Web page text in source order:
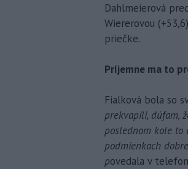
Dahlmeierová
Wiererovou
priečke.
Príjemne ma to
Fialková bola so
prekvapili, dúfam,
poslednom kole to
podmienkach
povedala v